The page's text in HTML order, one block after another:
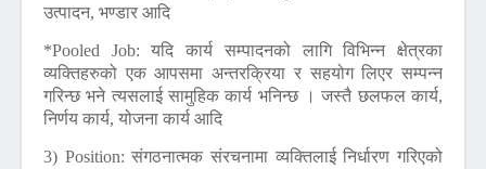
उत्पादन, भण्डार आदि
*Pooled Job:यदि कार्य सम्पादनको लागि विभिन्न क्षेत्रका
व्यक्तिहरुको एक आपसमा अन्तरक्रिया र सहयोग लिएर सम्पन्न
गरिन्छ भने त्यसलाई सामुहिक कार्य भनिन्छ । जस्तै छलफल कार्य,
निर्णय कार्य, योजना कार्य आदि
3) Position:संगठनात्मक संरचनामा व्यक्तिलाई निर्धारण गरिएको